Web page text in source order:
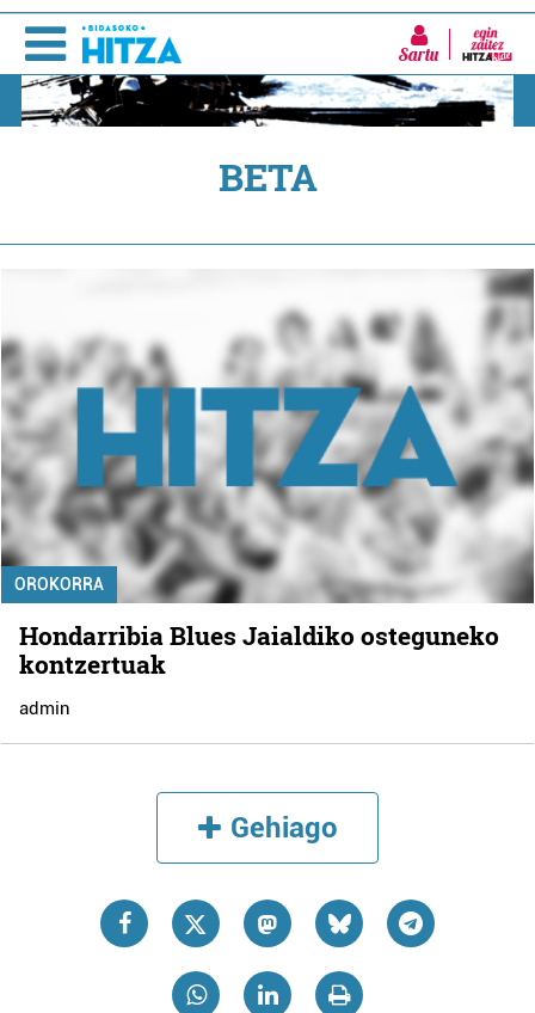
Sartu
BETA
OROKORRA
Hondarribia Blues Jaialdiko osteguneko
kontzertuak
admin
Gehiago